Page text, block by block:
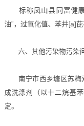
标称凤山县同富健康
油”，过氧化值、苯并[a]
六、其他污染物污染
南宁市西乡塘区苏梅双
成洗涤剂（以十二烷基
定。